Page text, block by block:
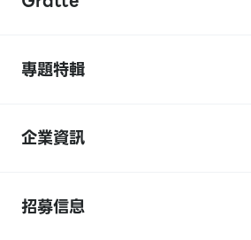
專題特輯
企業資訊
招募信息